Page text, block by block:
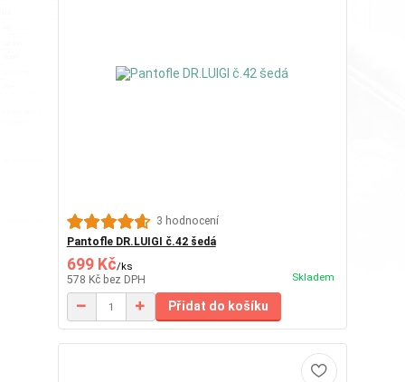
3 hodnocení
Pantofle DR.LUIGI č.42 šedá
699 Kč/ks
578 Kč bez DPH Skladem
Přidat do košíku